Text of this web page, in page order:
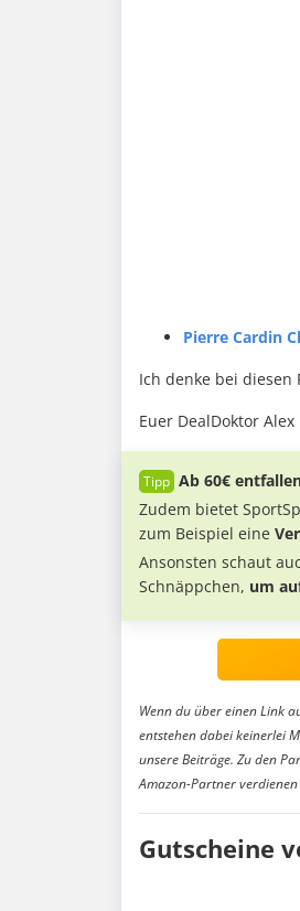
Pierre Cardin
Ich denke bei diesen
Euer DealDoktor Alex
Ab 60€
Zudem bietet
zum Beispiel eine
Ansonsten schaut
Schnäppchen, um
Wenn du über einen Link
entstehen dabei keinerlei
unsere Beiträge. Zu den
Amazon-Partner
Gutscheine